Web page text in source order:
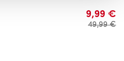
9,99 €
49,99 €